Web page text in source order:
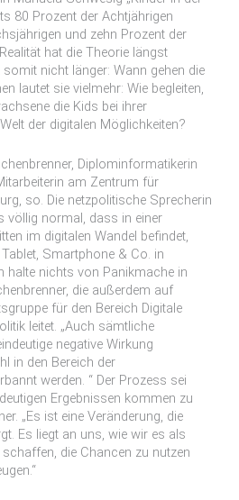
80 Prozent der Achtjährigen
und zehn Prozent der
hat die Theorie längst
somit nicht länger: Wann gehen die
lautet sie vielmehr: Wie begleiten,
die Kids bei ihrer
der digitalen Möglichkeiten?
Diplominformatikerin
am Zentrum für
so. Die netzpolitische Sprecherin
völlig normal, dass in einer
im digitalen Wandel befindet,
Smartphone & Co. in
halte nichts von Panikmache in
die außerdem auf
für den Bereich Digitale
leitet. „Auch sämtliche
negative Wirkung
in den Bereich der
werden. “ Der Prozess sei
Ergebnissen kommen zu
„Es ist eine Veränderung, die
Es liegt an uns, wie wir es als
die Chancen zu nutzen